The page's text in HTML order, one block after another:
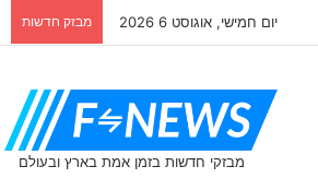
יום חמישי, אוגוסט 6 2026 מבזק חדשות